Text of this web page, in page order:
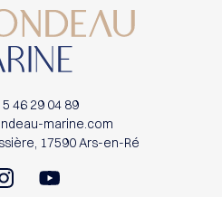
5 46 29 04 89
marine.com
17590 Ars-en-Ré